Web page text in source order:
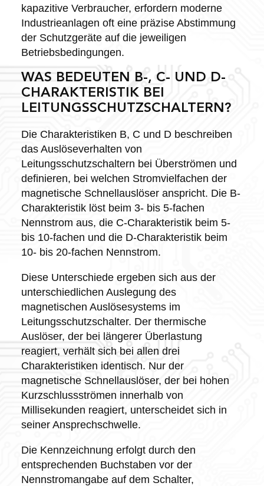
kapazitive Verbraucher, erfordern moderne
Industrieanlagen oft eine präzise Abstimmung
der Schutzgeräte auf die jeweiligen
Betriebsbedingungen.
WAS BEDEUTEN B-, C- UND D-
CHARAKTERISTIK BEI
LEITUNGSSCHUTZSCHALTERN?
Die Charakteristiken B, C und D beschreiben
das Auslöseverhalten von
Leitungsschutzschaltern bei Überströmen und
definieren, bei welchen Stromvielfachen der
magnetische Schnellauslöser anspricht. Die B-
Charakteristik löst beim 3- bis 5-fachen
Nennstrom aus, die C-Charakteristik beim 5-
bis 10-fachen und die D-Charakteristik beim
10- bis 20-fachen Nennstrom.
Diese Unterschiede ergeben sich aus der
unterschiedlichen Auslegung des
magnetischen Auslösesystems im
Leitungsschutzschalter. Der thermische
Auslöser, der bei längerer Überlastung
reagiert, verhält sich bei allen drei
Charakteristiken identisch. Nur der
magnetische Schnellauslöser, der bei hohen
Kurzschlussströmen innerhalb von
Millisekunden reagiert, unterscheidet sich in
seiner Ansprechschwelle.
Die Kennzeichnung erfolgt durch den
entsprechenden Buchstaben vor der
Nennstromangabe auf dem Schalter,